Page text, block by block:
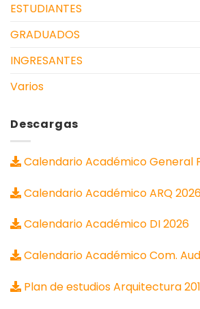
ESTUDIANTES
GRADUADOS
INGRESANTES
Varios
Descargas
Calendario Académico General
Calendario Académico ARQ
Calendario Académico DI 2026
Calendario Académico Com.
Plan de estudios Arquitectura